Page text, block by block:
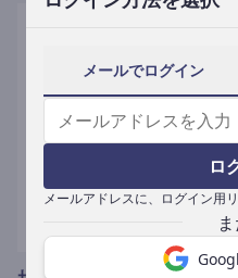
メールでログイン
ロ
メールアドレスに、ログイン用